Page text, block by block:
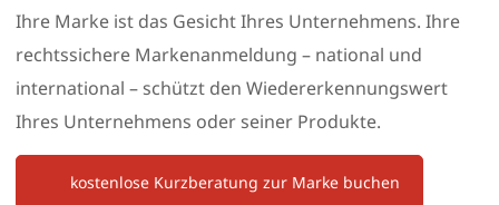
Ihre Marke ist das Gesicht Ihres Unternehmens. Ihre
rechtssichere Markenanmeldung – national und
international – schützt den Wiedererkennungswert
Ihres Unternehmens oder seiner Produkte.
kostenlose Kurzberatung zur Marke buchen